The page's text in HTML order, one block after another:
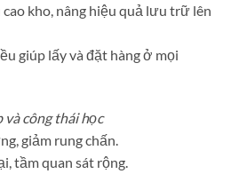
kho, nâng hiệu quả lưu trữ lên
giúp lấy và đặt hàng ở mọi
và công thái học
giảm rung chấn.
tầm quan sát rộng.